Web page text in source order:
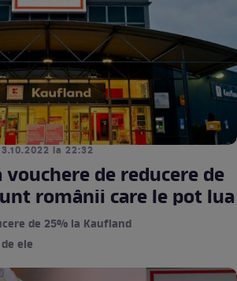
la 22:32
de reducere de
românii care le pot lua
de 25% la Kaufland
ele